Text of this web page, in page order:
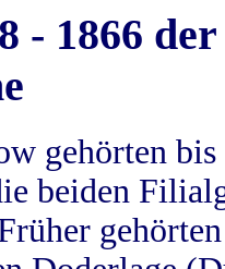
- 1866
gehörten
beiden